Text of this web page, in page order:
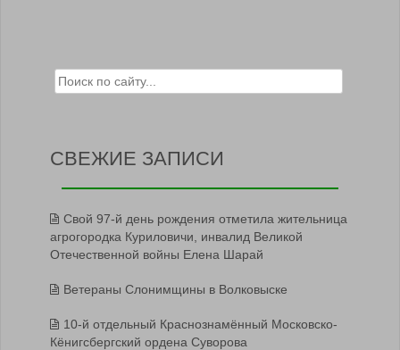
Search for:
СВЕЖИЕ ЗАПИСИ
Свой 97-й день рождения отметила жительница
агрогородка Куриловичи, инвалид Великой
Отечественной войны Елена Шарай
Ветераны Слонимщины в Волковыске
10-й отдельный Краснознамённый Московско-
Кёнигсбергский ордена Суворова